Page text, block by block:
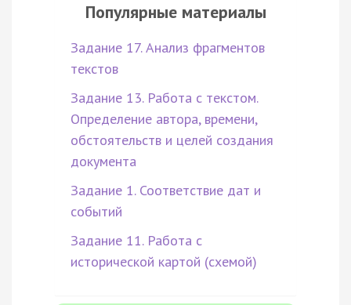
Популярные материалы
Задание 17. Анализ фрагментов
текстов
Задание 13. Работа с текстом.
Определение автора, времени,
обстоятельств и целей создания
документа
Задание 1. Соответствие дат и
событий
Задание 11. Работа с
исторической картой (схемой)